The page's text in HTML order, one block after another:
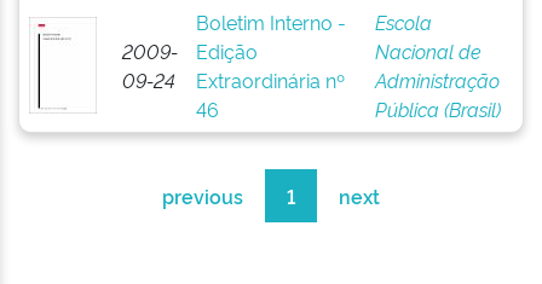
2009-
09-24
Boletim Interno -
Edição
Extraordinária nº
46
Escola
Nacional de
Administração
Pública (Brasil)
previous 1 next